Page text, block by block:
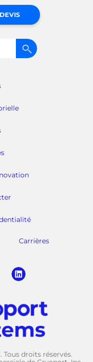
Carrières
droits réservés.